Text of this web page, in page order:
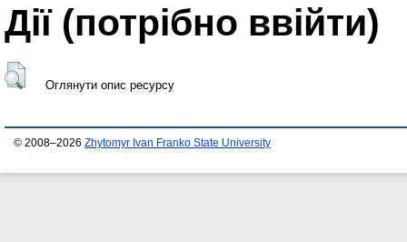
Дії ​​(потрібно ввійти)
Оглянути опис ресурсу
© 2008–2026 Zhytomyr Ivan Franko State University